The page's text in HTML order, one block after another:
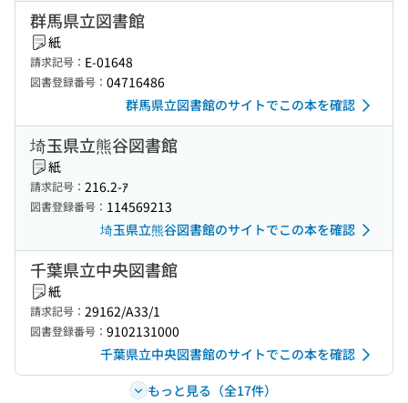
群馬県立図書館
紙
請求記号： E-01648
図書登録番号： 04716486
群馬県立図書館のサイトでこの本を確認
埼玉県立熊谷図書館
紙
請求記号： 216.2-ｱ
図書登録番号： 114569213
埼玉県立熊谷図書館のサイトでこの本を確認
千葉県立中央図書館
紙
請求記号： 29162/A33/1
図書登録番号： 9102131000
千葉県立中央図書館のサイトでこの本を確認
もっと見る（全17件）